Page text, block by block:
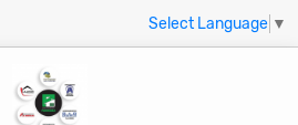
Select Language ▼